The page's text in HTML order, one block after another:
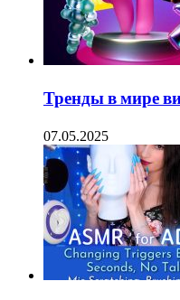
Тренды в мире
07.05.2025